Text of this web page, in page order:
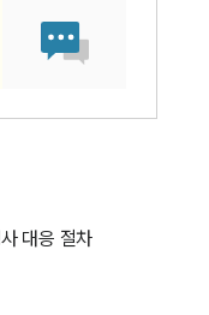
대응 절차